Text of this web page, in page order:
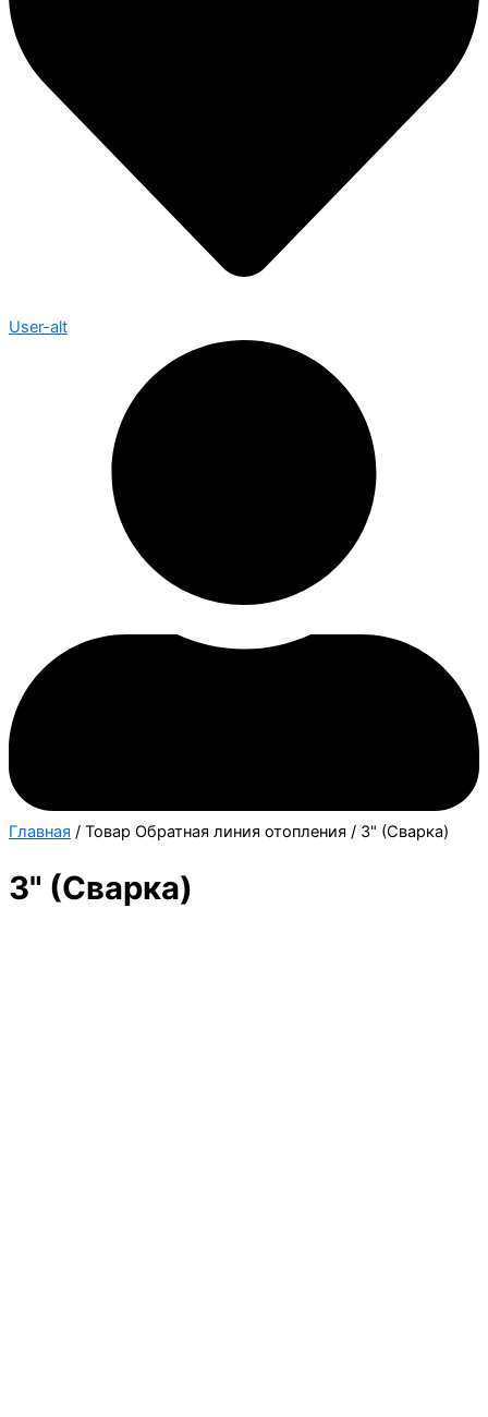
User-alt
Главная / Товар Обратная линия отопления / 3" (Сварка)
3" (Сварка)